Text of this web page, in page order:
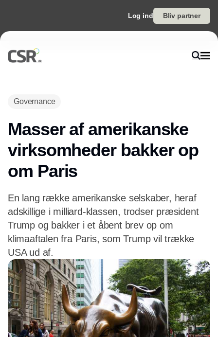
Log ind Bliv partner
Governance
Masser af amerikanske
virksomheder bakker op
om Paris
En lang række amerikanske selskaber, heraf
adskillige i milliard-klassen, trodser præsident
Trump og bakker i et åbent brev op om
klimaaftalen fra Paris, som Trump vil trække
USA ud af.